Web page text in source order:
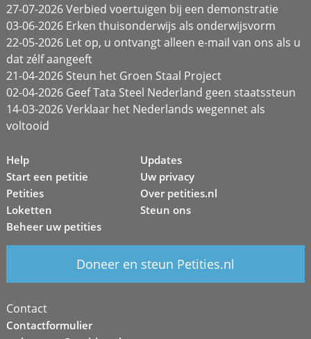
27-07-2026 Verbied voertuigen bij een demonstratie
03-06-2026 Erken thuisonderwijs als onderwijsvorm
22-05-2026 Let op, u ontvangt alleen e-mail van ons als u
dat zélf aangeeft
21-04-2026 Steun het Groen Staal Project
02-04-2026 Geef Tata Steel Nederland geen staatssteun
14-03-2026 Verklaar het Nederlands wegennet als
voltooid
Help
Start een petitie
Petities
Loketten
Beheer uw petities
Updates
Uw privacy
Over petities.nl
Steun ons
Doneer en steun Petities.nl
Contact
Contactformulier